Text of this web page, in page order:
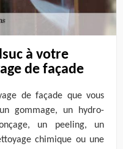
à votre
de façade
de façade que vous
gommage, un hydro-
un peeling, un
chimique ou une